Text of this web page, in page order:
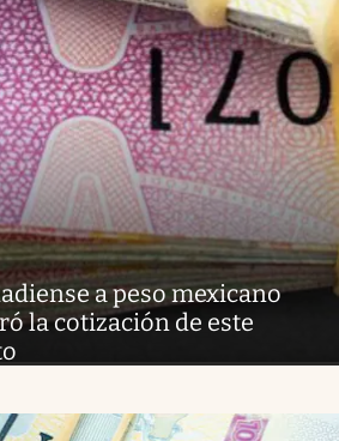
a peso mexicano
la cotización de este